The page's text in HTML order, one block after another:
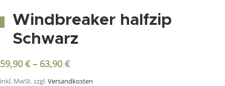
Windbreaker halfzip
Schwarz
59,90 €– 63,90 €
inkl. MwSt.zzgl.Versandkosten